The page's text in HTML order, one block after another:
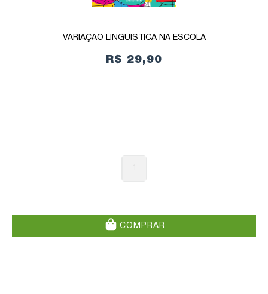
VARIAÇÃO LINGUÍSTICA NA ESCOLA
R$ 29,90
COMPRAR